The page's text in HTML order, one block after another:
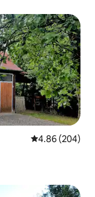
レビュー204
4.86 (204)